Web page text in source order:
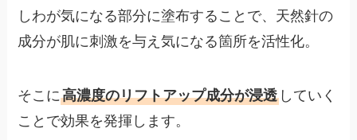
しわが気になる部分に塗布することで、天然針の
成分が肌に刺激を与え気になる箇所を活性化。
そこに高濃度のリフトアップ成分が浸透 していく
ことで効果を発揮します。